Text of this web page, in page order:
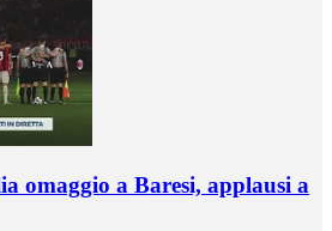
omaggio a Baresi, applausi a